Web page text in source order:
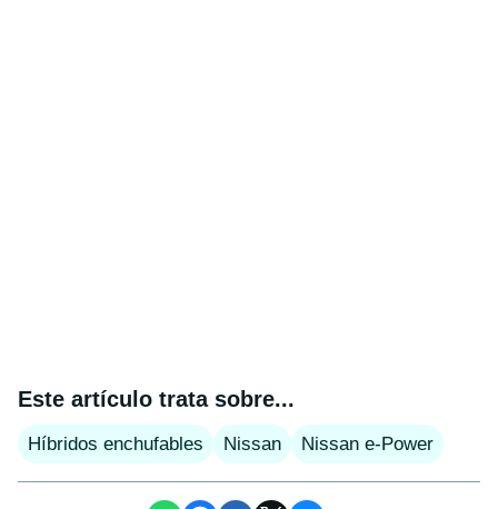
Este artículo trata sobre...
Híbridos enchufables Nissan Nissan e-Power